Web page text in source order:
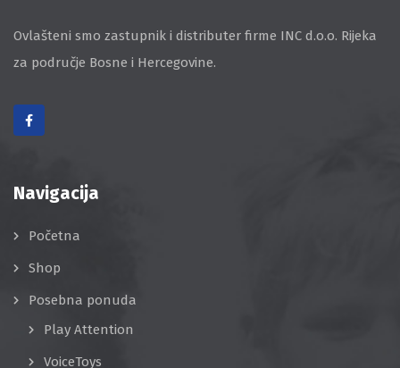
Ovlašteni smo zastupnik i distributer firme INC d.o.o. Rijeka
za područje Bosne i Hercegovine.
Navigacija
Početna
Shop
Posebna ponuda
Play Attention
VoiceToys